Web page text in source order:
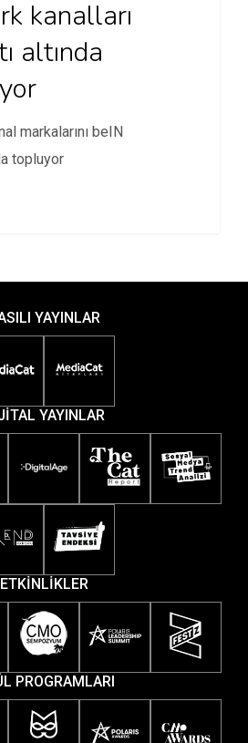
kanalları
altında
markalarını beIN
topluyor
YAYINLAR
YAYINLAR
ETKİNLİKLER
PROGRAMLARI